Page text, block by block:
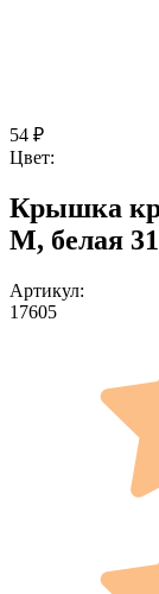
54 ₽
Цвет:
Крышка
M, белая
Артикул:
17605